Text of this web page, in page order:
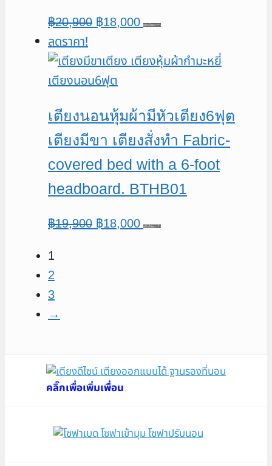
฿20,900 Original
was:
฿20,900.
฿18,000Current
is:
หยิบใส่ตะกร้า
ลดราคา!
เตียงนอนหุ้มผ้ามีหัวเตียง6ฟุต
เตียงมีขา เตียงสั่งทำ Fabric-
covered bed with a 6-foot
headboard. BTHB01
฿19,900 Original
฿18,000Current
หยิบใส่ตะกร้า
1
2
3
→
คลิ๊กเพื่อเพิ่มเพื่อน